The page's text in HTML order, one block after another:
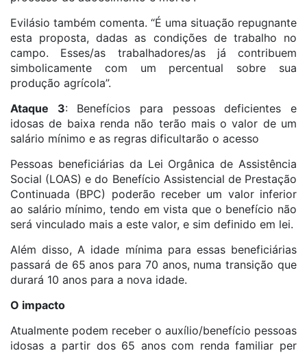
Evilásio também comenta. “É uma situação repugnante
esta proposta, dadas as condições de trabalho no
campo. Esses/as trabalhadores/as já contribuem
simbolicamente com um percentual sobre sua
produção agrícola”.
Ataque 3: Benefícios para pessoas deficientes e
idosas de baixa renda não terão mais o valor de um
salário mínimo e as regras dificultarão o acesso
Pessoas beneficiárias da Lei Orgânica de Assistência
Social (LOAS) e do Benefício Assistencial de Prestação
Continuada (BPC) poderão receber um valor inferior
ao salário mínimo, tendo em vista que o benefício não
será vinculado mais a este valor, e sim definido em lei.
Além disso, A idade mínima para essas beneficiárias
passará de 65 anos para 70 anos, numa transição que
durará 10 anos para a nova idade.
O impacto
Atualmente podem receber o auxílio/benefício pessoas
idosas a partir dos 65 anos com renda familiar per